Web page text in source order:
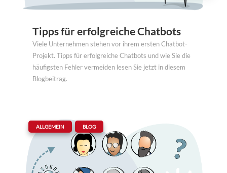
Tipps für erfolgreiche Chatbots
Viele Unternehmen stehen vor ihrem ersten Chatbot-
Projekt. Tipps für erfolgreiche Chatbots und wie Sie die
häufigsten Fehler vermeiden lesen Sie jetzt in diesem
Blogbeitrag.
ALLGEMEIN BLOG